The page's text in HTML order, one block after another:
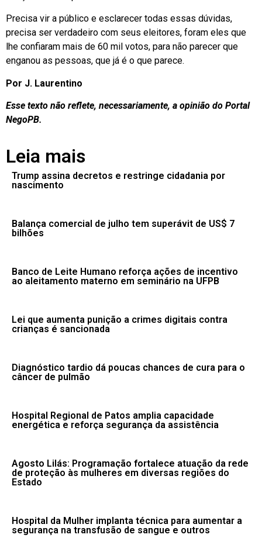
Precisa vir a público e esclarecer todas essas dúvidas,
precisa ser verdadeiro com seus eleitores, foram eles que
lhe confiaram mais de 60 mil votos, para não parecer que
enganou as pessoas, que já é o que parece.
Por J. Laurentino
Esse texto não reflete, necessariamente, a opinião do Portal
NegoPB.
Leia mais
Trump assina decretos e restringe cidadania por
nascimento
Balança comercial de julho tem superávit de US$ 7
bilhões
Banco de Leite Humano reforça ações de incentivo
ao aleitamento materno em seminário na UFPB
Lei que aumenta punição a crimes digitais contra
crianças é sancionada
Diagnóstico tardio dá poucas chances de cura para o
câncer de pulmão
Hospital Regional de Patos amplia capacidade
energética e reforça segurança da assistência
Agosto Lilás: Programação fortalece atuação da rede
de proteção às mulheres em diversas regiões do
Estado
Hospital da Mulher implanta técnica para aumentar a
segurança na transfusão de sangue e outros